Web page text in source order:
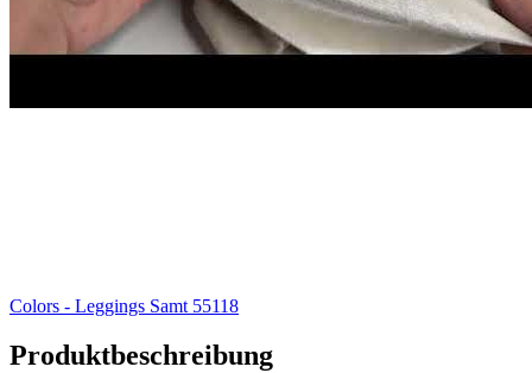
Colors - Leggings Samt 55118
Produktbeschreibung